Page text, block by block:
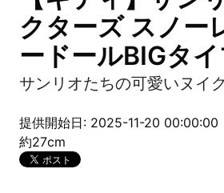
クターズ スノー
ードールBIGタイ
サンリオたちの可愛いヌイ
提供開始日: 2025-11-20 00:00:00
約27cm